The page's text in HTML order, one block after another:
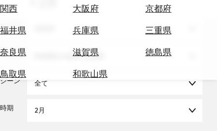
関西 大阪府
京都府
福井県
兵庫県
三重県
奈良県
滋賀県
徳島県
鳥取県
和歌山県
券
テ
を
エリア
テーマ 動物園&水族館&植物園
シーン 全て
時期 2月